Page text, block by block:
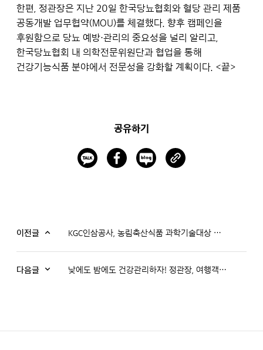
한편, 정관장은 지난 20일 한국당뇨협회와 혈당 관리 제품
공동개발 업무협약(MOU)를 체결했다. 향후 캠페인을
후원함으로 당뇨 예방·관리의 중요성을 널리 알리고,
한국당뇨협회 내 의학전문위원단과 협업을 통해
건강기능식품 분야에서 전문성을 강화할 계획이다. <끝>
공유하기
이전글 KGC인삼공사, 농림축산식품 과학기술대상 장관상 수상
다음글 낮에도 밤에도 건강관리하자! 정관장, 여행객을 위한‘에브리타임 필름 맥스&컴피’출시